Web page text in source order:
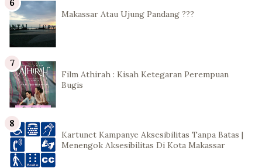
Makassar Atau Ujung Pandang ???
Film Athirah : Kisah Ketegaran Perempuan
Bugis
Kartunet Kampanye Aksesibilitas Tanpa Batas |
Menengok Aksesibilitas Di Kota Makassar